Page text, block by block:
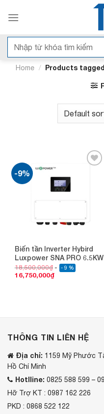
qua
dungSearch
Home / Products tagged
-9%
Biến tần Inverter Hybird
Luxpower SNA PRO 6.5KW
18,500,000₫ - 9 %
16,750,000₫
THÔNG TIN LIÊN HỆ
Địa chỉ: 1159 Mỹ Phước
Hồ Chí Minh
Hotlline: 0825 588 599 –
Hỡ Trợ KT : 0987 162 226
PKD : 0868 522 122